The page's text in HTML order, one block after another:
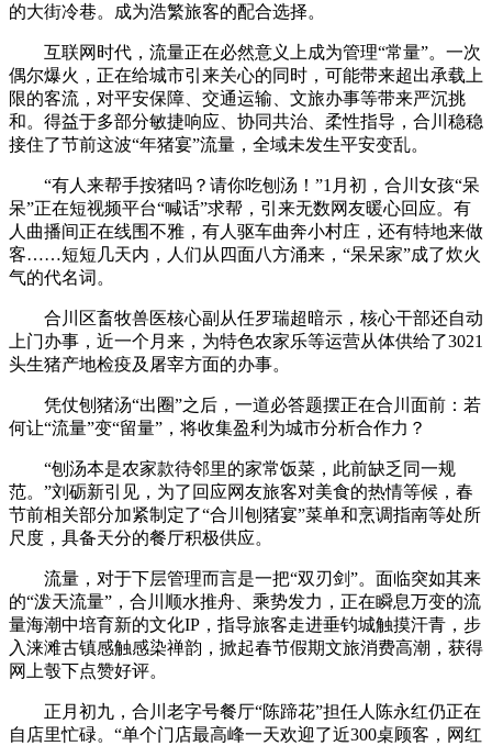
的大街冷巷。成为浩繁旅客的配合选择。
互联网时代，流量正在必然意义上成为管理“常量”。一次
偶尔爆火，正在给城市引来关心的同时，可能带来超出承载上
限的客流，对平安保障、交通运输、文旅办事等带来严沉挑
和。得益于多部分敏捷响应、协同共治、柔性指导，合川稳稳
接住了节前这波“年猪宴”流量，全域未发生平安变乱。
“有人来帮手按猪吗？请你吃刨汤！”1月初，合川女孩“呆
呆”正在短视频平台“喊话”求帮，引来无数网友暖心回应。有
人曲播间正在线围不雅，有人驱车曲奔小村庄，还有特地来做
客……短短几天内，人们从四面八方涌来，“呆呆家”成了炊火
气的代名词。
合川区畜牧兽医核心副从任罗瑞超暗示，核心干部还自动
上门办事，近一个月来，为特色农家乐等运营从体供给了3021
头生猪产地检疫及屠宰方面的办事。
凭仗刨猪汤“出圈”之后，一道必答题摆正在合川面前：若
何让“流量”变“留量”，将收集盈利为城市分析合作力？
“刨汤本是农家款待邻里的家常饭菜，此前缺乏同一规
范。”刘砺新引见，为了回应网友旅客对美食的热情等候，春
节前相关部分加紧制定了“合川刨猪宴”菜单和烹调指南等处所
尺度，具备天分的餐厅积极供应。
流量，对于下层管理而言是一把“双刃剑”。面临突如其来
的“泼天流量”，合川顺水推舟、乘势发力，正在瞬息万变的流
量海潮中培育新的文化IP，指导旅客走进垂钓城触摸汗青，步
入涞滩古镇感触感染禅韵，掀起春节假期文旅消费高潮，获得
网上彀下点赞好评。
正月初九，合川老字号餐厅“陈蹄花”担任人陈永红仍正在
自店里忙碌。“单个门店最高峰一天欢迎了近300桌顾客，网红